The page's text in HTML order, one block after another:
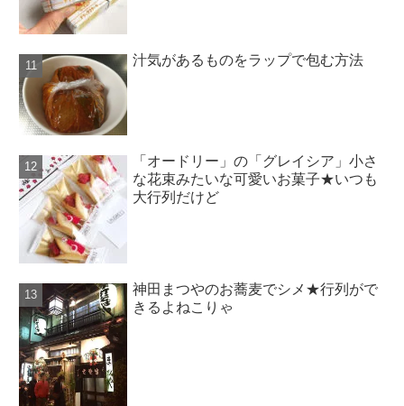
汁気があるものをラップで包む方法
「オードリー」の「グレイシア」小さ
な花束みたいな可愛いお菓子★いつも
大行列だけど
神田まつやのお蕎麦でシメ★行列がで
きるよねこりゃ